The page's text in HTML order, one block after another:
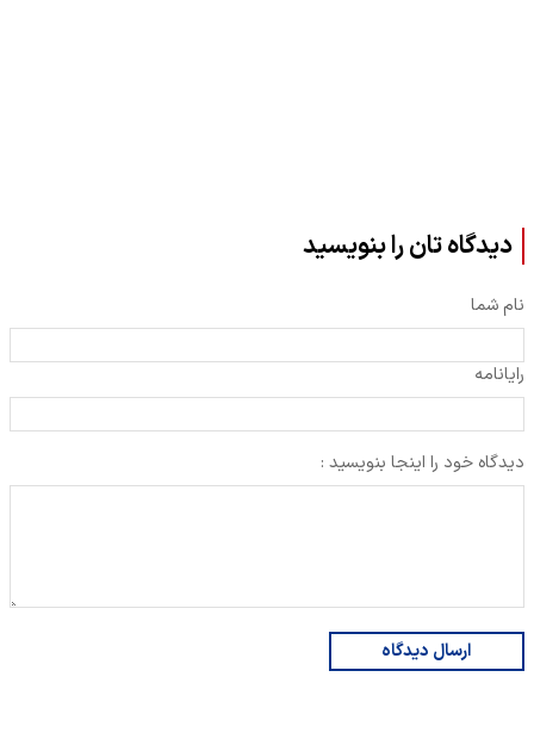
دیدگاه تان را بنویسید
نام شما
رایانامه
دیدگاه خود را اینجا بنویسید :
ارسال دیدگاه